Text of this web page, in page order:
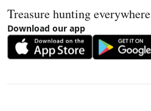
Treasure hunting everywhere
Download our app